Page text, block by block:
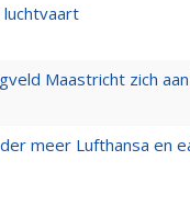
luchtvaart
Maastricht zich aan
meer Lufthansa en